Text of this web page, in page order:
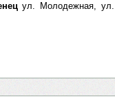
ул. Молодежная, ул.